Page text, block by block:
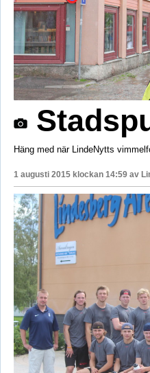
Häng med när LindeNytts
1 augusti 2015 klockan 14:59 av